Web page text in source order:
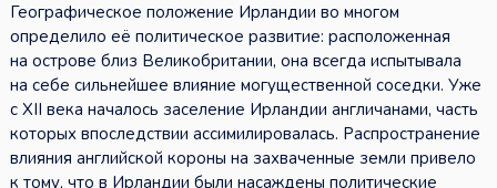
Географическое положение Ирландии во многом
определило её политическое развитие: расположенная
на острове близ Великобритании, она всегда испытывала
на себе сильнейшее влияние могущественной соседки. Уже
с XII века началось заселение Ирландии англичанами, часть
которых впоследствии ассимилировалась. Распространение
влияния английской короны на захваченные земли привело
к тому, что в Ирландии были насаждены политические